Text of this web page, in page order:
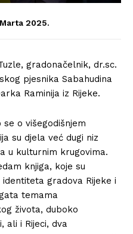
2025.
gradonačelnik, dr.sc.
pjesnika Sabahudina
Raminija iz Rijeke.
o višegodišnjem
su djela već dugi niz
u kulturnim krugovima.
knjiga, koje su
gradova Rijeke i
temama
života, duboko
ali i Rijeci, dva